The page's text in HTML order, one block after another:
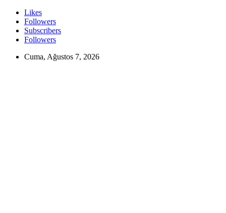
Likes
Followers
Subscribers
Followers
Cuma, Ağustos 7, 2026